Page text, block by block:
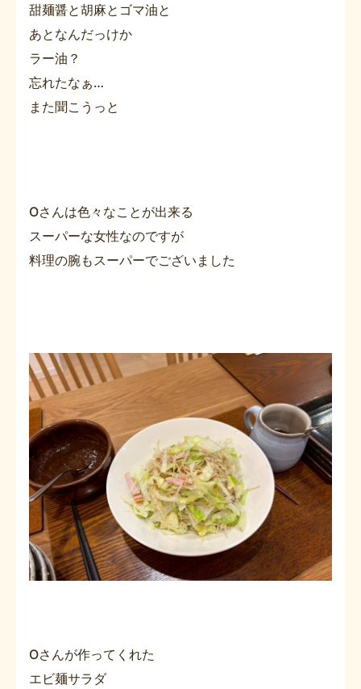
甜麺醤と胡麻とゴマ油と
あとなんだっけか
ラー油？
忘れたなぁ…
また聞こうっと
Oさんは色々なことが出来る
スーパーな女性なのですが
料理の腕もスーパーでございました
Oさんが作ってくれた
エビ麺サラダ